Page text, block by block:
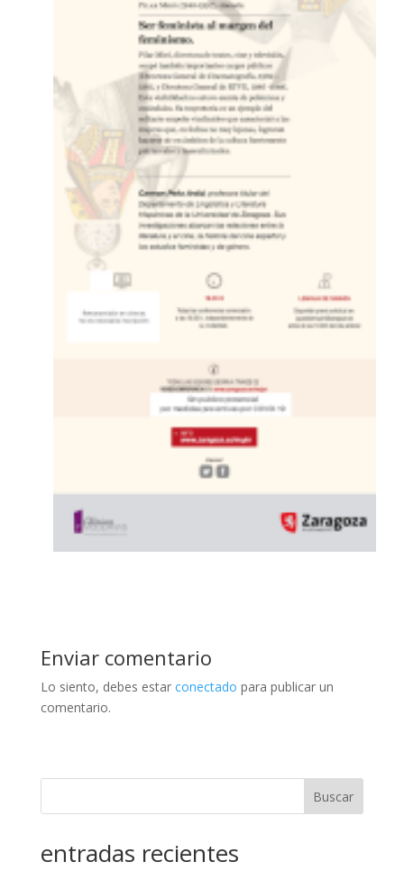
Enviar comentario
Lo siento, debes estar conectado para publicar un
comentario.
Buscar
entradas recientes